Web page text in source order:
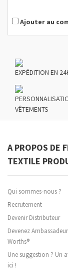
Ajouter au
EXPÉDITION EN
VÊTEMENTS
A PROPOS DE
TEXTILE
Qui sommes-nous ?
Recrutement
Devenir Distributeur
Devenez
Worths®
Une suggestion ? Un
ici !